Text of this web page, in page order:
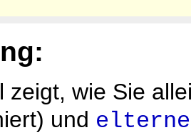
zeigt, wie Sie
und